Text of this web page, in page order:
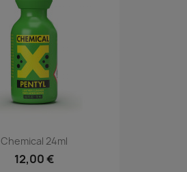
Chemical 24ml
12,00 €